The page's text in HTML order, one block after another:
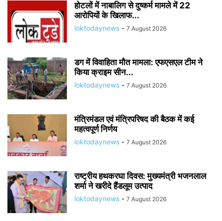
होटलों में नाबालिग से दुष्कर्म मामले में 22
आरोपियों के खिलाफ...
loktodaynews - 7 August 2026
डग में विवाहिता मौत मामला: एफएसएल टीम ने
किया क्राइम सीन...
loktodaynews - 7 August 2026
मंत्रिमंडल एवं मंत्रिपरिषद की बैठक में कई
महत्वपूर्ण निर्णय
loktodaynews - 7 August 2026
राष्ट्रीय हथकरघा दिवस: मुख्यमंत्री भजनलाल
शर्मा ने खरीदे हैंडलूम उत्पाद
loktodaynews - 7 August 2026